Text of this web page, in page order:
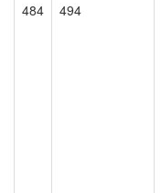
484 494